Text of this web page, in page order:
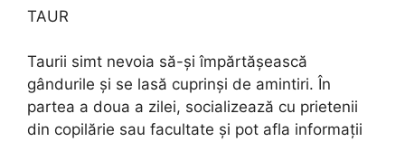
TAUR
Taurii simt nevoia să-și împărtășească
gândurile și se lasă cuprinși de amintiri. În
partea a doua a zilei, socializează cu prietenii
din copilărie sau facultate și pot afla informații